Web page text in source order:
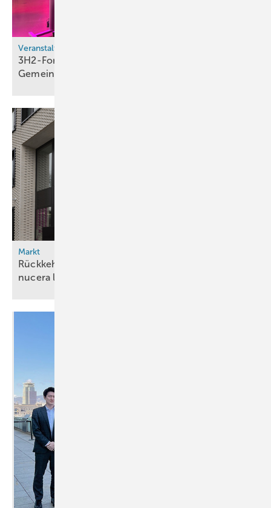
Veranstaltungsrückblick
3H2-Forum in Basel: Wasserstoff als
Gemeinschaftsaufgabe im
Markt
Rückkehr in die Gewinnzone: thyssenkrupp
nucera legt vorläufige Zahlen für 2024/25